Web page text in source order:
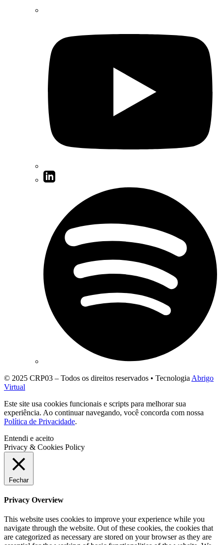
© 2025 CRP03 – Todos os direitos reservados • Tecnologia Abrigo
Virtual
Este site usa cookies funcionais e scripts para melhorar sua
experiência. Ao continuar navegando, você concorda com nossa
Política de Privacidade.
Entendi e aceito
Privacy & Cookies Policy
Fechar
Privacy Overview
This website uses cookies to improve your experience while you
navigate through the website. Out of these cookies, the cookies that
are categorized as necessary are stored on your browser as they are